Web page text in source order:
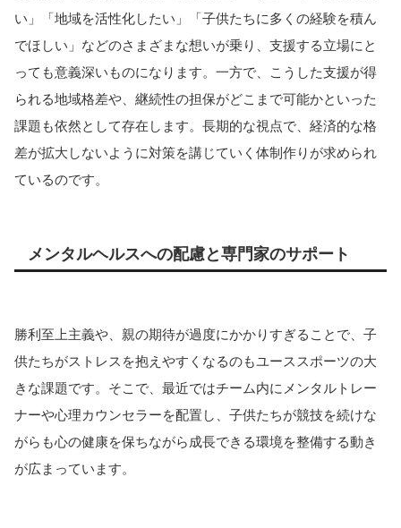
い」「地域を活性化したい」「子供たちに多くの経験を積ん
でほしい」などのさまざまな想いが乗り、支援する立場にと
っても意義深いものになります。一方で、こうした支援が得
られる地域格差や、継続性の担保がどこまで可能かといった
課題も依然として存在します。長期的な視点で、経済的な格
差が拡大しないように対策を講じていく体制作りが求められ
ているのです。
メンタルヘルスへの配慮と専門家のサポート
勝利至上主義や、親の期待が過度にかかりすぎることで、子
供たちがストレスを抱えやすくなるのもユーススポーツの大
きな課題です。そこで、最近ではチーム内にメンタルトレー
ナーや心理カウンセラーを配置し、子供たちが競技を続けな
がらも心の健康を保ちながら成長できる環境を整備する動き
が広まっています。